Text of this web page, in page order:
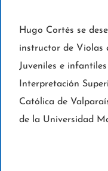
Hugo Cortés se
instructor de Violas
Juveniles e
Interpretación
Católica de
de la Universidad